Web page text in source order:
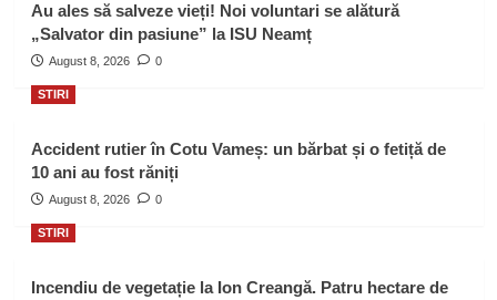
Au ales să salveze vieți! Noi voluntari se alătură
„Salvator din pasiune” la ISU Neamț
August 8, 2026 0
STIRI
Accident rutier în Cotu Vameș: un bărbat și o fetiță de
10 ani au fost răniți
August 8, 2026 0
STIRI
Incendiu de vegetație la Ion Creangă. Patru hectare de